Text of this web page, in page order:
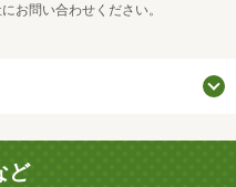
お問い合わせください。
ど